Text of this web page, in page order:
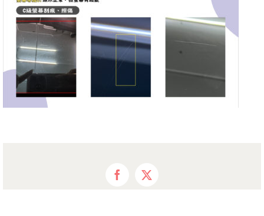
iMCheck APP
iPhone 回收價
線上商城
3C租賃
MSI 舊換新
Facebook
X